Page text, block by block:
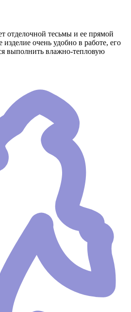
отделочной тесьмы и ее прямой
очень удобно в работе, его
выполнить влажно-тепловую